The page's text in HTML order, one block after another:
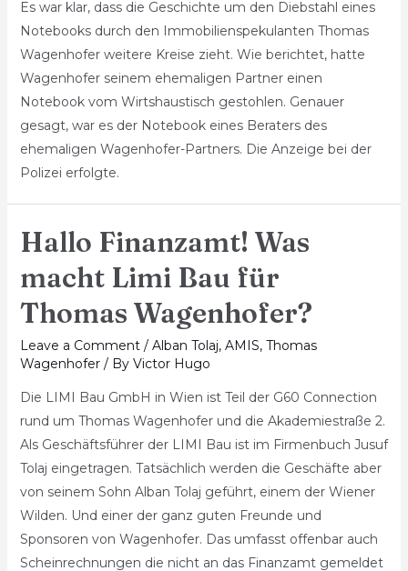
Es war klar, dass die Geschichte um den Diebstahl eines
Notebooks durch den Immobilienspekulanten Thomas
Wagenhofer weitere Kreise zieht. Wie berichtet, hatte
Wagenhofer seinem ehemaligen Partner einen
Notebook vom Wirtshaustisch gestohlen. Genauer
gesagt, war es der Notebook eines Beraters des
ehemaligen Wagenhofer-Partners. Die Anzeige bei der
Polizei erfolgte.
Hallo Finanzamt! Was
macht Limi Bau für
Thomas Wagenhofer?
Leave a Comment / Alban Tolaj, AMIS, Thomas
Wagenhofer/ By Victor Hugo
Die LIMI Bau GmbH in Wien ist Teil der G60 Connection
rund um Thomas Wagenhofer und die Akademiestraße 2.
Als Geschäftsführer der LIMI Bau ist im Firmenbuch Jusuf
Tolaj eingetragen. Tatsächlich werden die Geschäfte aber
von seinem Sohn Alban Tolaj geführt, einem der Wiener
Wilden. Und einer der ganz guten Freunde und
Sponsoren von Wagenhofer. Das umfasst offenbar auch
Scheinrechnungen die nicht an das Finanzamt gemeldet